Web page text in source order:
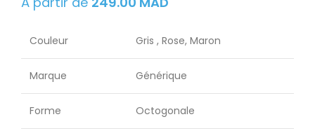
Couleur Gris , Rose, Maron
Marque Générique
Forme Octogonale